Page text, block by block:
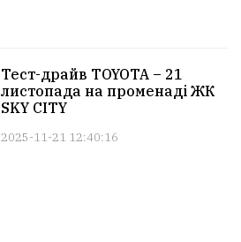
Тест-драйв TOYOTA – 21
листопада на променаді ЖК
SKY CITY
2025-11-21 12:40:16